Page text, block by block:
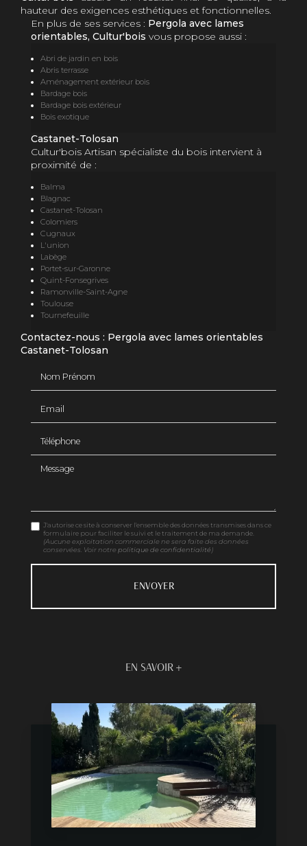
hauteur des exigences esthétiques et fonctionnelles.
En plus de ses services : Pergola avec lames
orientables, Cultur'bois vous propose aussi :
Abri de jardin en bois
Abris terrasse
Aménagement extérieur bois
Bardage bois
Bardage bois extérieur
Bois exotique
Castanet-Tolosan
Cultur'bois Artisan spécialiste du bois intervient à
proximité de :
Balma
Blagnac
Castanet-Tolosan
Colomiers
Cugnaux
L'union
Labège
Portet-sur-Garonne
Quint-Fonsegrives
Ramonville-Saint-Agne
Toulouse
Tournefeuille
Contactez-nous : Pergola avec lames orientables
Castanet-Tolosan
Message
J'autorise ce site à conserver l'ensemble des données transmises dans ce
formulaire pour faciliter le suivi et le traitement de ma demande.
(Aucune exploitation commerciale ne sera faite des données
conservées. Voir notre politique de confidentialité)
EN SAVOIR +